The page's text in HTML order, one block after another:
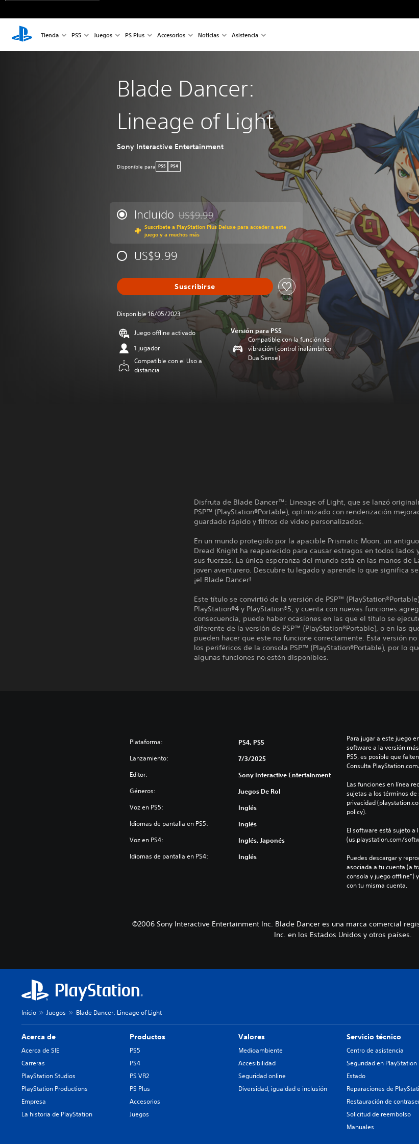
Tienda PS5 Juegos PS Plus Accesorios Noticias Asistencia
Blade Dancer:
Lineage of Light
Sony Interactive Entertainment
Disponible para PS5 PS4
Incluido Rebajado del precio original de US$9.99
US$9.99
Suscríbete a PlayStation Plus Deluxe para acceder a este
juego y a muchos más
US$9.99
Suscribirse
Disponible 16/05/2023
Juego offline activado
1 jugador
Compatible con el Uso a
distancia
Versión para PS5
Compatible con la función de
vibración (control inalámbrico
DualSense)
Disfruta de Blade Dancer™: Lineage of Light, que se lanzó
PSP™ (PlayStation®Portable), optimizado con renderización
guardado rápido y filtros de video personalizados.
En un mundo protegido por la apacible Prismatic Moon, un
Dread Knight ha reaparecido para causar estragos en todos lados
sus fuerzas. La única esperanza del mundo está en las manos de
joven aventurero. Descubre tu legado y aprende lo que significa
¡el Blade Dancer!
Este título se convirtió de la versión de PSP™
PlayStation®4 y PlayStation®5, y cuenta con nuevas funciones
consecuencia, puede haber ocasiones en las que el título se
diferente de la versión de PSP™ (PlayStation®Portable), o en las
pueden hacer que este no funcione correctamente. Esta versión
los periféricos de la consola PSP™ (PlayStation®Portable), por lo
algunas funciones no estén disponibles.
Plataforma: PS4, PS5
Lanzamiento: 7/3/2025
Editor: Sony Interactive Entertainment
Géneros: Juegos De Rol
Voz en PS5: Inglés
Idiomas de pantalla en PS5: Inglés
Voz en PS4: Inglés, Japonés
Idiomas de pantalla en PS4: Inglés
Para jugar a este juego
software a la versión
PS5, es posible que
Consulta
Las funciones en línea
sujetas a los términos
privacidad
policy).
El software está sujeto a
(us.playstation.com/
Puedes descargar y
asociada a tu cuenta (a
consola y juego offline”)
con tu misma cuenta.
©2006 Sony Interactive Entertainment Inc. Blade Dancer es una marca comercial
Inc. en los Estados Unidos y otros países.
Inicio Juegos Blade Dancer: Lineage of Light
Acerca de
Acerca de SIE
Carreras
PlayStation Studios
PlayStation Productions
Empresa
La historia de PlayStation
Productos
PS5
PS4
PS VR2
PS Plus
Accesorios
Juegos
Valores
Medioambiente
Accesibilidad
Seguridad online
Diversidad, igualdad e inclusión
Servicio técnico
Centro de asistencia
Seguridad en PlayStation
Estado
Reparaciones de
Restauración de
Solicitud de reembolso
Manuales